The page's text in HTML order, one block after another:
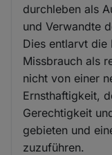
durchleben als
und Verwandte
Dies entlarvt die
Missbrauch als
nicht von einer
Ernsthaftigkeit,
Gerechtigkeit
gebieten und
zuzuführen.